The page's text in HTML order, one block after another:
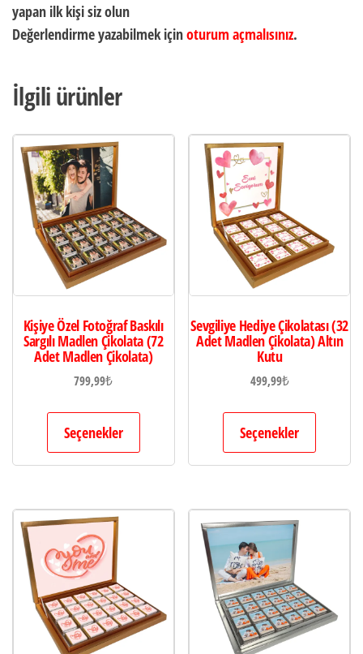
yapan ilk kişi siz olun
Değerlendirme yazabilmek içinoturum açmalısınız.
İlgili ürünler
Kişiye Özel Fotoğraf Baskılı
Sargılı Madlen Çikolata (72
Adet Madlen Çikolata)
799,99₺
Seçenekler
Sevgiliye Hediye Çikolatası (32
Adet Madlen Çikolata) Altın
Kutu
499,99₺
Seçenekler